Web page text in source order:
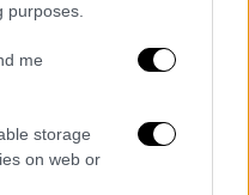
purposes.
me
storage
on web or
ότι δεν
τα 100.000
μέσω
η έξωσή του, με
στους